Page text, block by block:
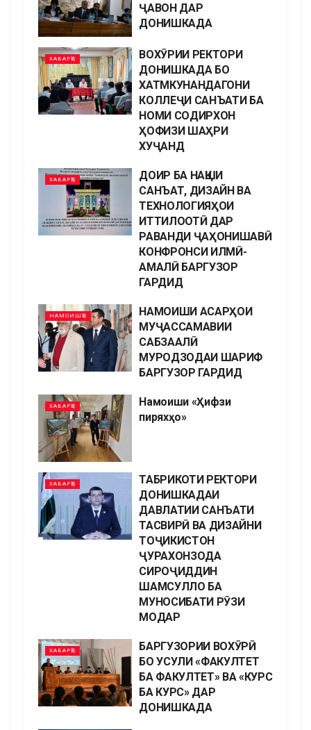
ҶАВОН ДАР
ДОНИШКАДА
ХАБАРҲО
ВОХӮРИИ РЕКТОРИ
ДОНИШКАДА БО
ХАТМКУНАНДАГОНИ
КОЛЛЕҶИ САНЪАТИ БА
НОМИ СОДИРХОН
ҲОФИЗИ ШАҲРИ
ХУҶАНД
ХАБАРҲО
ДОИР БА НАҚШИ
САНЪАТ, ДИЗАЙН ВА
ТЕХНОЛОГИЯҲОИ
ИТТИЛООТӢ ДАР
РАВАНДИ ҶАҲОНИШАВӢ
КОНФРОНСИ ИЛМӢ-
АМАЛӢ БАРГУЗОР
ГАРДИД
НАМОИШҲО
НАМОИШИ АСАРҲОИ
МУҶАССАМАВИИ
САБЗААЛӢ
МУРОДЗОДАИ ШАРИФ
БАРГУЗОР ГАРДИД
ХАБАРҲО
Намоиши «Ҳифзи
пиряхҳо»
ХАБАРҲО
ТАБРИКОТИ РЕКТОРИ
ДОНИШКАДАИ
ДАВЛАТИИ САНЪАТИ
ТАСВИРӢ ВА ДИЗАЙНИ
ТОҶИКИСТОН
ҶУРАХОНЗОДА
СИРОҶИДДИН
ШАМСУЛЛО БА
МУНОСИБАТИ РӮЗИ
МОДАР
ХАБАРҲО
БАРГУЗОРИИ ВОХӮРӢ
БО УСУЛИ «ФАКУЛТЕТ
БА ФАКУЛТЕТ» ВА «КУРС
БА КУРС» ДАР
ДОНИШКАДА